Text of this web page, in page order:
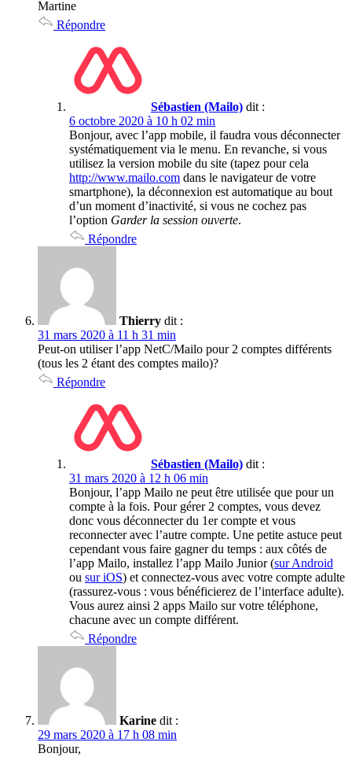
Martine
Répondre
Sébastien (Mailo) dit :
6 octobre 2020 à 10 h 02 min
Bonjour, avec l’app mobile, il faudra vous déconnecter
systématiquement via le menu. En revanche, si vous
utilisez la version mobile du site (tapez pour cela
http://www.mailo.com dans le navigateur de votre
smartphone), la déconnexion est automatique au bout
d’un moment d’inactivité, si vous ne cochez pas
l’option Garder la session ouverte.
Répondre
Thierry dit :
31 mars 2020 à 11 h 31 min
Peut-on utiliser l’app NetC/Mailo pour 2 comptes différents
(tous les 2 étant des comptes mailo)?
Répondre
Sébastien (Mailo) dit :
31 mars 2020 à 12 h 06 min
Bonjour, l’app Mailo ne peut être utilisée que pour un
compte à la fois. Pour gérer 2 comptes, vous devez
donc vous déconnecter du 1er compte et vous
reconnecter avec l’autre compte. Une petite astuce peut
cependant vous faire gagner du temps : aux côtés de
l’app Mailo, installez l’app Mailo Junior (sur Android
ou sur iOS) et connectez-vous avec votre compte adulte
(rassurez-vous : vous bénéficierez de l’interface adulte).
Vous aurez ainsi 2 apps Mailo sur votre téléphone,
chacune avec un compte différent.
Répondre
Karine dit :
29 mars 2020 à 17 h 08 min
Bonjour,